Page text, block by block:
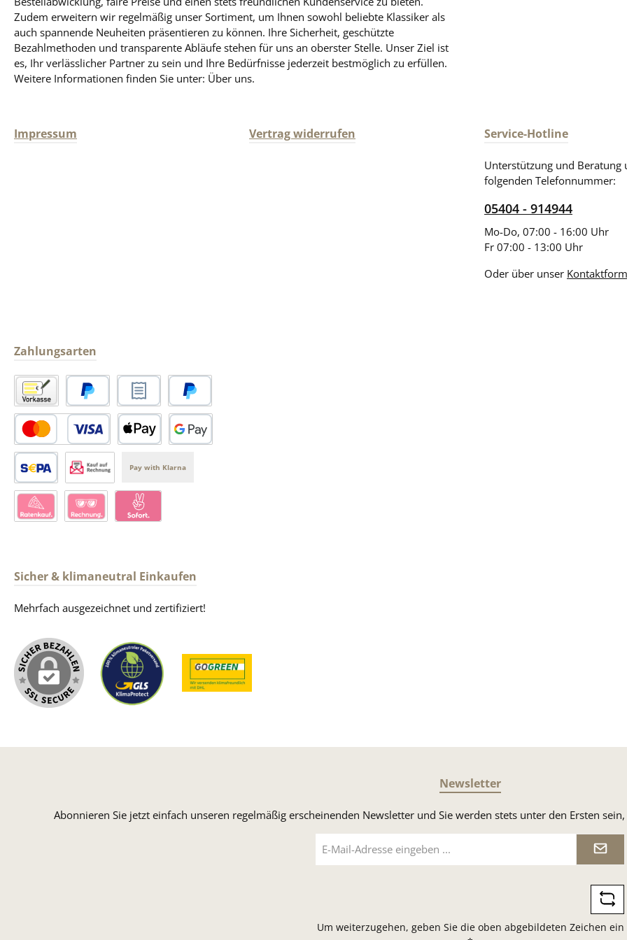
Qualität!Das Produktdesign kann von
der Abbildung abweichen. Für
obenstehende Angaben wird keine
Haftung übernommen. Bitte prüfen
Sie zusätzlich die Angaben auf der
Verpackung. Nur diese sind
vom Hersteller zur Verfügung gestellt
starke Wirkung, diskret geliefert. Das
Produktdesign kann von der
Abbildung abweichen. Für
obenstehende Angaben wird keine
Haftung übernommen. Bitte prüfen
Angaben zu diesem Produkt, die uns
Angaben zu diesem
werden.
Zudem erweitern wir regelmäßig unser Sortiment, um Ihnen sowohl beliebte Klassiker als
auch spannende Neuheiten präsentieren zu können. Ihre Sicherheit, geschützte
Bezahlmethoden und transparente Abläufe stehen für uns an oberster Stelle. Unser Ziel ist
es, Ihr verlässlicher Partner zu sein und Ihre Bedürfnisse jederzeit bestmöglich zu erfüllen.
Weitere Informationen finden Sie unter: Über uns.
Impressum Vertrag widerrufen Service-Hotline
Unterstützung und Beratung
folgenden Telefonnummer:
05404 - 914944
Mo-Do, 07:00 - 16:00 Uhr
Fr 07:00 - 13:00 Uhr
Oder über unser
Zahlungsarten
Vorkasse PayPal RechnungskaufSpäter Bezahlen
PayPal Kredit- oder Debitkarte
SEPA LastschriftKauf auf Rechnung über Produkt-Handel
Pay with Klarna
Sicher & klimaneutral Einkaufen
Mehrfach ausgezeichnet und zertifiziert!
Newsletter
Abonnieren Sie jetzt einfach unseren regelmäßig erscheinenden Newsletter und Sie werden stets unter den Ersten
Mail-
Um weiterzugehen, geben Sie die oben abgebildeten Zeichen ein